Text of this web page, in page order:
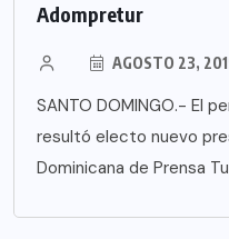
Adompretur
AGOSTO 23,
SANTO DOMINGO.- El
resultó electo nuevo
Dominicana de Prensa